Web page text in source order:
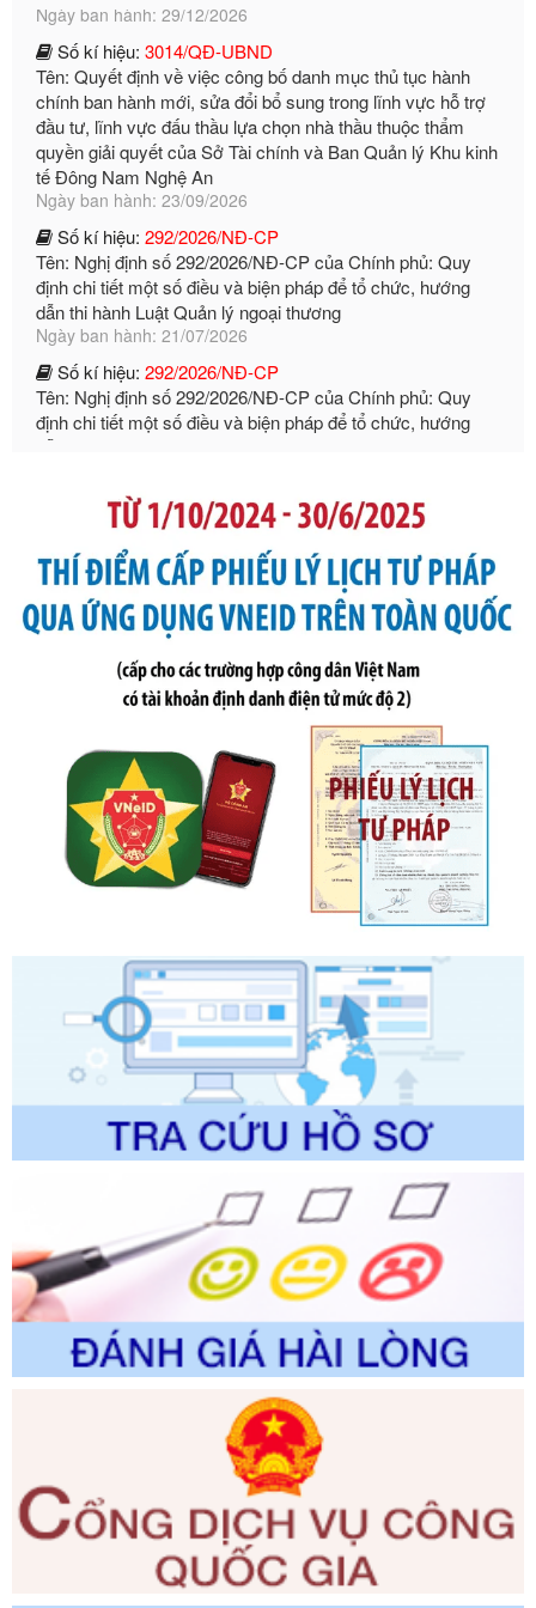
Tên: Quyết định về việc công bố danh mục thủ tục hành
chính ban hành mới, sửa đổi bổ sung trong lĩnh vực hỗ trợ
đầu tư, lĩnh vực đấu thầu lựa chọn nhà thầu thuộc thẩm
quyền giải quyết của Sở Tài chính và Ban Quản lý Khu kinh
tế Đông Nam Nghệ An
Ngày ban hành: 23/09/2026
Số kí hiệu: 292/2026/NĐ-CP
Tên: Nghị định số 292/2026/NĐ-CP của Chính phủ: Quy
định chi tiết một số điều và biện pháp để tổ chức, hướng
dẫn thi hành Luật Quản lý ngoại thương
Ngày ban hành: 21/07/2026
Số kí hiệu:292/2026/NĐ-CP
Tên: Nghị định số 292/2026/NĐ-CP của Chính phủ: Quy
định chi tiết một số điều và biện pháp để tổ chức, hướng
dẫn thi hành Luật Quản lý ngoại thương
Ngày ban hành: 21/07/2026
bỏ Thông tư số 87/2019/TT- BТC ngày 19 tháng 12 năm
2019 của Bộ trưởng Bộ Tài chính hướng dẫn thực hiện xử
phạt vi phạm hành chính trong lĩnh vực kho bạc nhà nước
Ngày ban hành: 21/07/2026
Số kí hiệu: 291/2026/NĐ-CP
Tên: Nghị định số 291/2026/NĐ-CP của Chính phủ: Sửa
đổi, bổ sung một số điều của Nghị định số 125/2020/NĐ-СР
ngày 19 tháng 10 năm 2020 của Chính phủ quy định xử
phạt vi phạm hành chính về thuế, hóa đơn được sửa đổi, bổ
sung bởi Nghị định số 102/2021/NĐ-CP
Ngày ban hành: 20/07/2026
Số kí hiệu:2303/QĐ-UBND
Tên: Quyết định công bố Danh mục thủ tục hành chính mới
ban hành, được sửa đổi, bổ sung, bị bãi bỏ và phê duyệt
Quy trình nội bộ, quy trình điện tử giải quyết thủ tục hành
chính trong một số lĩnh vực thuộc phạm vi chức năng quản
Số kí hiệu:2304/QĐ-UBND
Tên: Quyết định công bố Danh mục thủ tục hành chính
được sửa đổi, bổ sung và phê duyệt Quy trình nội bộ, quy
trình điện tử giải quyết thủ tục hành chính trong lĩnh vực Du
lịch thuộc phạm vi chức năng quản lý của Sở Văn hóa, Thể
thao và Du lịch
Ngày ban hành: 01/06/2026
Tên: Về việc công bố Danh mục thủ tục hành chính sửa
đổi, bổ sung và phê duyệt Quy trình nội bộ, quy trình điện tử
trong giải quyết thủtục hành chính lĩnh vực biến đổi khí hậu
thuộc phạm vi giải quyết của Sở Nông nghiệp và Môi
trường
Ngày ban hành: 01/06/2026
Số kí hiệu:2300/QĐ-UBND
Tên: V/v công bố danh mục thủ tục hành chính được sửa
đổi, bổ sung và phê duyệt quy trình nội bộ, quy trình điện tử
giải quyết thủ tục hành chính trong lĩnh vực Luật sư thuộc
phạm vi chức năng quản lý của Sở Tư pháp
Ngày ban hành: 01/06/2026
Số kí hiệu:351/2025/NĐ-CP
Tên: Nghị định số 351/2025/NĐ-CP của Chính phủ: Quy
định chuẩn nghèo đa chiều quốc gia giai đoạn 2026 - 2030